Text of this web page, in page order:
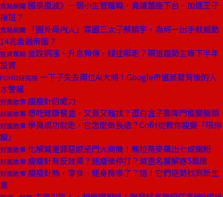
焦點新聞 國泰風波》一個小主管離職，竟讓董座下台、加速王子
接班？
焦點新聞
「圈外局內人」霖園三太子蔡鎮宇，為何一出手就撼動
14兆金融帝國？
投資焦點 金跌銅漲、升息頻傳，錢往哪走？兩道趨勢主導下半年
投資
FOMO研究院 一下子失去兩位AI大將！Google市值蒸發背後的人
才警報
封面故事 瘦瘦針的威力
封面故事 想吃健康餐盒，又貴又難找？蛋白盒子靠降門檻變龍頭
封面故事 學員成功就走，它怎麼做長遠？Cofit從教你瘦變「陪你
瘦」
封面故事 化解減重罪惡感是門大商機！蕎拉燕麥飆出七成鐵粉
封面故事 瘦瘦針有反效果？速瘦後停打？減重名醫解惑5風險
封面故事 瘦瘦針熱，零食、健身房慘了？錯！它們逆勢找到新生
意